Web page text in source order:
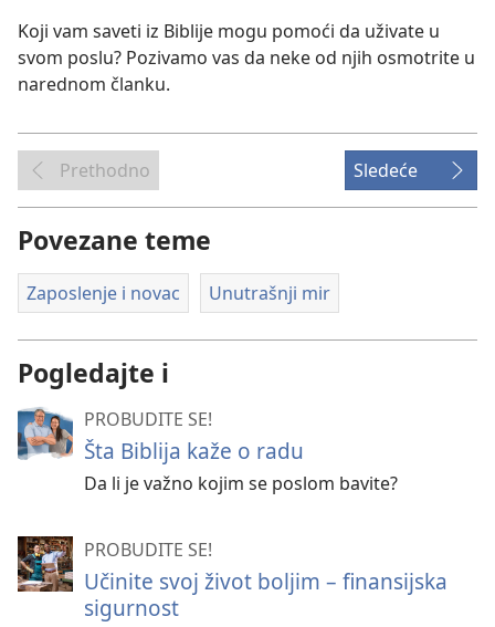
Koji vam saveti iz Biblije mogu pomoći da uživate u
svom poslu? Pozivamo vas da neke od njih osmotrite u
narednom članku.
Prethodno Sledeće
Povezane teme
Zaposlenje i novac Unutrašnji mir
Pogledajte i
PROBUDITE SE!
Šta Biblija kaže o radu
Da li je važno kojim se poslom bavite?
PROBUDITE SE!
Učinite svoj život boljim – finansijska
sigurnost